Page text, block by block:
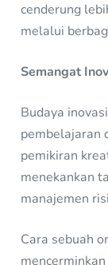
cenderung
melalui
Semangat
Budaya
pembelajaran
pemikiran
menekankan
manajemen
Cara sebuah